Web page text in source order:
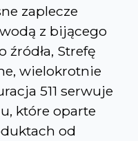
zaplecze
z bijącego
Strefę
wielokrotnie
511 serwuje
które oparte
od